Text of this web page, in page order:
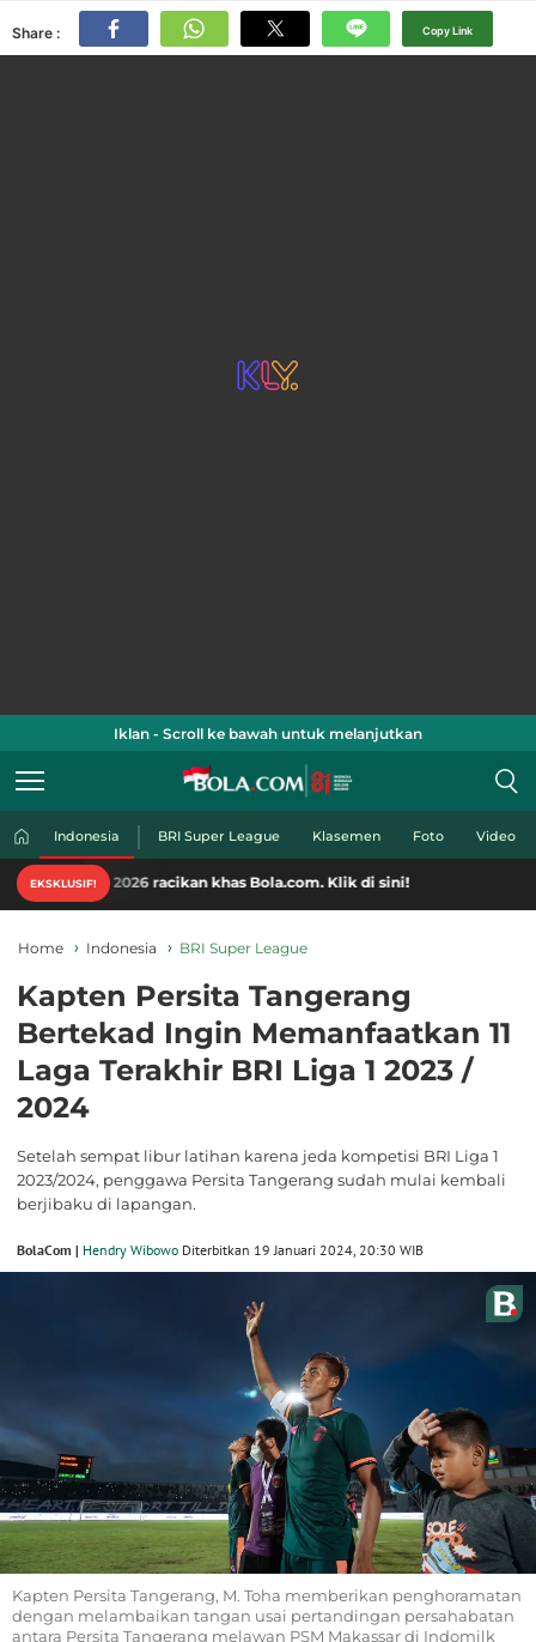
Share : Copy Link
Iklan - Scroll ke bawah untuk melanjutkan
Indonesia BRI Super League Klasemen Foto Video
EKSKLUSIF!
2026 racikan khas Bola.com. Klik di sini!
Home Indonesia BRI Super League
Kapten Persita Tangerang
Bertekad Ingin Memanfaatkan 11
Laga Terakhir BRI Liga 1 2023 /
2024
Setelah sempat libur latihan karena jeda kompetisi BRI Liga 1
2023/2024, penggawa Persita Tangerang sudah mulai kembali
berjibaku di lapangan.
BolaCom | Hendry Wibowo Diterbitkan 19 Januari 2024, 20:30 WIB
Kapten Persita Tangerang, M. Toha memberikan penghoramatan
dengan melambaikan tangan usai pertandingan persahabatan
antara Persita Tangerang melawan PSM Makassar di Indomilk